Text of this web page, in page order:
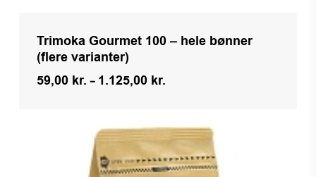
Trimoka Gourmet 100 – hele bønner
(flere varianter)
59,00 kr. – 1.125,00 kr.
1.125,00 kr.